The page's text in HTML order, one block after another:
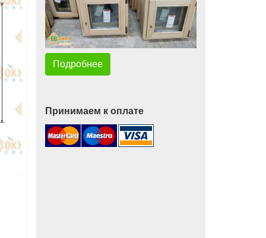
Подробнее
Принимаем к оплате